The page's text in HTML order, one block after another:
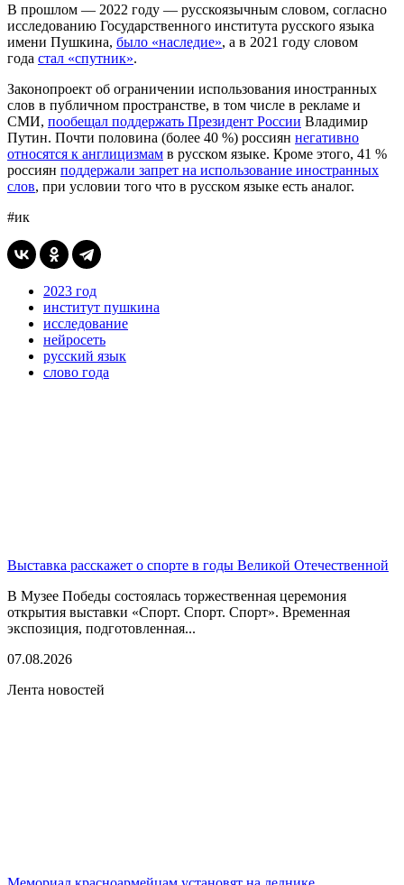
В прошлом — 2022 году — русскоязычным словом, согласно
исследованию Государственного института русского языка
имени Пушкина, было «наследие», а в 2021 году словом
года стал «спутник».
Законопроект об ограничении использования иностранных
слов в публичном пространстве, в том числе в рекламе и
СМИ, пообещал поддержать Президент России Владимир
Путин. Почти половина (более 40 %) россиян негативно
относятся к англицизмам в русском языке. Кроме этого, 41 %
россиян поддержали запрет на использование иностранных
слов, при условии того что в русском языке есть аналог.
#ик
2023 год
институт пушкина
исследование
нейросеть
русский язык
слово года
Выставка расскажет о спорте в годы Великой Отечественной
В Музее Победы состоялась торжественная церемония
открытия выставки «Спорт. Спорт. Спорт». Временная
экспозиция, подготовленная...
07.08.2026
Лента новостей